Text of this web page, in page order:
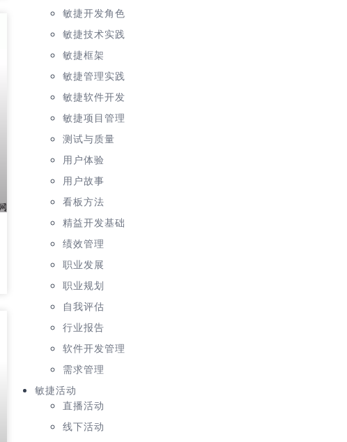
敏捷开发角色
敏捷技术实践
敏捷框架
敏捷管理实践
敏捷软件开发
敏捷项目管理
测试与质量
用户体验
用户故事
看板方法
精益开发基础
绩效管理
职业发展
职业规划
自我评估
行业报告
软件开发管理
需求管理
敏捷活动
直播活动
线下活动